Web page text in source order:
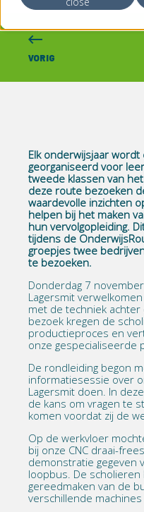
VORIG
Elk onderwijsjaar
georganiseerd voor
tweede klassen van
deze route bezoeken
waardevolle inzichten
helpen bij het maken
hun vervolgopleiding.
tijdens de
groepjes twee
te bezoeken.
Donderdag 7
Lagersmit
met de techniek
bezoek kregen de
productieproces en
onze gespecialiseerde
De rondleiding begon
informatiesessie over
Lagersmit doen. In
de kans om vragen te
komen voordat zij de
Op de werkvloer
bij onze CNC draai-
demonstratie gegeven
loopbus. De
gereedmaken van de
verschillende machines